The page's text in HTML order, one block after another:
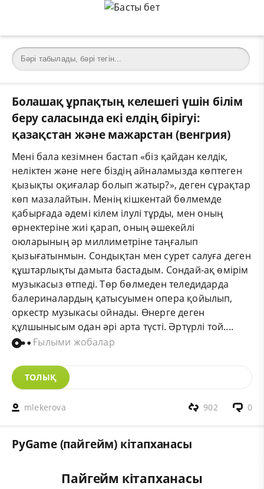
Болашақ ұрпақтың келешегі үшін білім
беру саласында екі елдің бірігуі:
қазақстан және мажарстан (венгрия)
Мені бала кезімнен бастап «біз қайдан келдік,
неліктен және неге біздің айналамызда көптеген
қызықты оқиғалар болып жатыр?», деген сұрақтар
көп мазалайтын. Менің кішкентай бөлмемде
қабырғада әдемі кілем ілулі тұрды, мен оның
өрнектеріне жиі қарап, оның әшекейлі
оюларының әр миллиметріне таңғалып
қызығатынмын. Сондықтан мен сурет салуға деген
құштарлықты дамыта бастадым. Сондай-ақ өмірім
музыкасыз өтпеді. Төр бөлмеден теледидарда
балериналардың қатысуымен опера қойылып,
оркестр музыкасы ойнады. Өнерге деген
құлшынысым одан әрі арта түсті. Әртүрлі той....
Ғылыми жобалар
ТОЛЫҚ
mlekerova 0
902
PyGame (пайгейм) кітапханасы
Пайгейм кітапханасы